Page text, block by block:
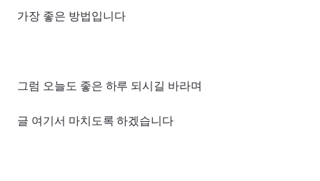
가장 좋은 방법입니다
그럼 오늘도 좋은 하루 되시길 바라며
글 여기서 마치도록 하겠습니다